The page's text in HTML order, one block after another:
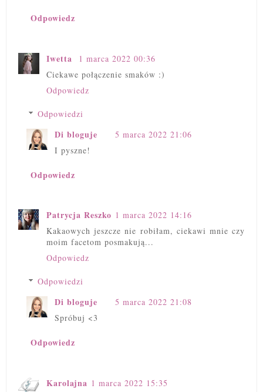
Odpowiedz
Iwetta
1 marca 2022 00:36
Ciekawe połączenie smaków :)
Odpowiedz
Odpowiedzi
Di bloguje
5 marca 2022 21:06
I pyszne!
Odpowiedz
Patrycja Reszko 1 marca 2022 14:16
Kakaowych jeszcze nie robiłam, ciekawi mnie czy
moim facetom posmakują...
Odpowiedz
Odpowiedzi
Di bloguje
5 marca 2022 21:08
Spróbuj <3
Odpowiedz
Karolajna 1 marca 2022 15:35